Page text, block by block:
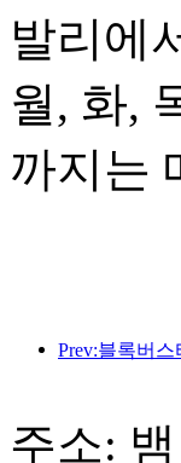
발리에
월, 화,
까지는
주소: